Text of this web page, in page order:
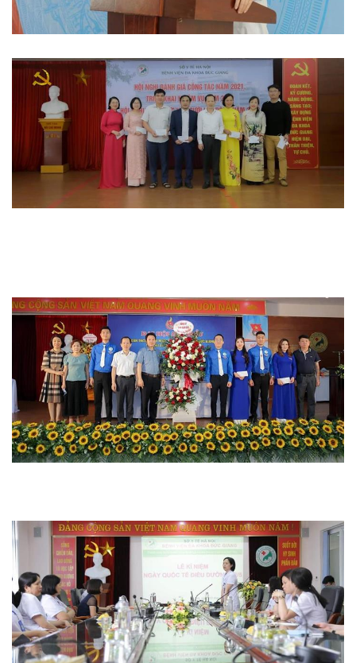
Hoạt động đoàn thể
Hoạt động chuyên môn